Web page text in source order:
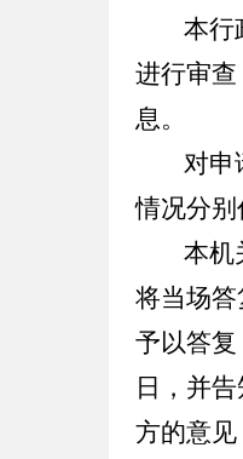
本行政
进行审
息。
对申请
情况分
本机关
将当场
予以答
日，并
方的意